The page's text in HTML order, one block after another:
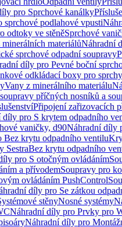
pro Sprchové kanálky
sprchové podlahové vpusti
odtoky ve stěněSprchové
materiálůNáhradní
sprchové odpadní soupravy
díly pro Pevné boční
odkládací boxy pro sprchy
Vany z minerálního materiálu
příčných nosníků a
Připojení zařizovacích
díly pro S krytem odpadního
vaničky, d90Náhradní díly
Bez krytu odpadního ventilu
SestraBez krytu odpadního
pro S otočným ovládáním
a přívodemSoupravy pro
ovládáním PushControl
díly pro Se zátkou
stěnyNosné systémy
Náhradní díly pro Prvky pro
Náhradní díly pro